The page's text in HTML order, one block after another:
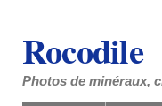
Rocodile
Photos de minéraux,